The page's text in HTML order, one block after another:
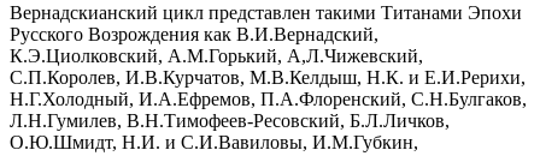
Вернадскианский цикл представлен такими Титанами Эпохи
Русского Возрождения как В.И.Вернадский,
К.Э.Циолковский, А.М.Горький, А,Л.Чижевский,
С.П.Королев, И.В.Курчатов, М.В.Келдыш, Н.К. и Е.И.Рерихи,
Н.Г.Холодный, И.А.Ефремов, П.А.Флоренский, С.Н.Булгаков,
Л.Н.Гумилев, В.Н.Тимофеев-Ресовский, Б.Л.Личков,
О.Ю.Шмидт, Н.И. и С.И.Вавиловы, И.М.Губкин,